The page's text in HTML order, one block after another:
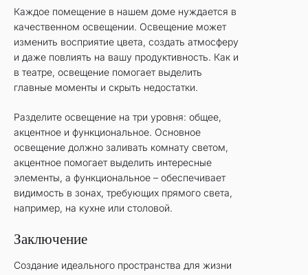
Каждое помещение в нашем доме нуждается в
качественном освещении. Освещение может
изменить восприятие цвета, создать атмосферу
и даже повлиять на вашу продуктивность. Как и
в театре, освещение помогает выделить
главные моменты и скрыть недостатки.
Разделите освещение на три уровня: общее,
акцентное и функциональное. Основное
освещение должно заливать комнату светом,
акцентное помогает выделить интересные
элементы, а функциональное – обеспечивает
видимость в зонах, требующих прямого света,
например, на кухне или столовой.
Заключение
Создание идеального пространства для жизни